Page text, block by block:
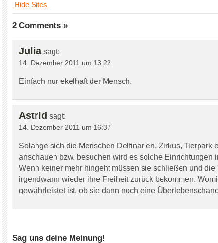
Hide Sites
2 Comments »
Julia sagt:
14. Dezember 2011 um 13:22
Einfach nur ekelhaft der Mensch.
Astrid sagt:
14. Dezember 2011 um 16:37
Solange sich die Menschen Delfinarien, Zirkus, Tierpark
anschauen bzw. besuchen wird es solche Einrichtungen
Wenn keiner mehr hingeht müssen sie schließen und die
irgendwann wieder ihre Freiheit zurück bekommen.
gewährleistet ist, ob sie dann noch eine
Sag uns deine Meinung!